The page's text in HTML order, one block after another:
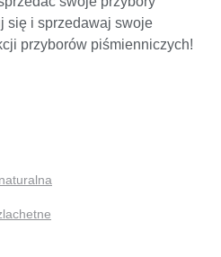
się i sprzedawaj swoje
przyborów piśmienniczych!